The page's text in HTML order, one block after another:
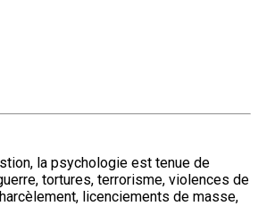
la psychologie est tenue de
tortures, terrorisme, violences de
licenciements de masse,